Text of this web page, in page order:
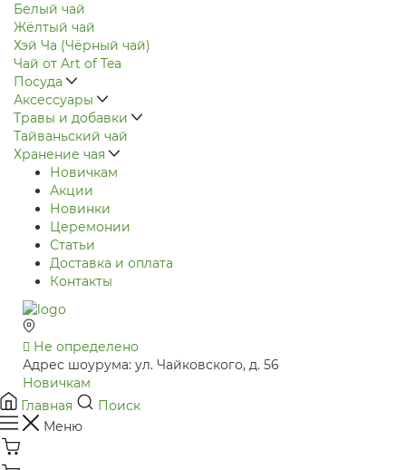
Белый чай
Жёлтый чай
Хэй Ча (Чёрный чай)
Чай от Art of Tea
Посуда
Аксессуары
Травы и добавки
Тайваньский чай
Хранение чая
Новичкам
Акции
Новинки
Церемонии
Статьи
Доставка и оплата
Контакты
Не определено
Адрес шоурума: ул. Чайковского, д. 56
Новичкам
Главная
Поиск
Меню